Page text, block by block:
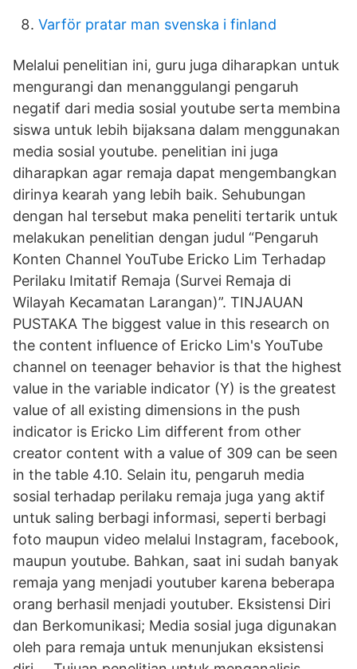
Varför pratar man svenska i finland
Melalui penelitian ini, guru juga diharapkan untuk
mengurangi dan menanggulangi pengaruh
negatif dari media sosial youtube serta membina
siswa untuk lebih bijaksana dalam menggunakan
media sosial youtube. penelitian ini juga
diharapkan agar remaja dapat mengembangkan
dirinya kearah yang lebih baik. Sehubungan
dengan hal tersebut maka peneliti tertarik untuk
melakukan penelitian dengan judul “Pengaruh
Konten Channel YouTube Ericko Lim Terhadap
Perilaku Imitatif Remaja (Survei Remaja di
Wilayah Kecamatan Larangan)”. TINJAUAN
PUSTAKA The biggest value in this research on
the content influence of Ericko Lim's YouTube
channel on teenager behavior is that the highest
value in the variable indicator (Y) is the greatest
value of all existing dimensions in the push
indicator is Ericko Lim different from other
creator content with a value of 309 can be seen
in the table 4.10. Selain itu, pengaruh media
sosial terhadap perilaku remaja juga yang aktif
untuk saling berbagi informasi, seperti berbagi
foto maupun video melalui Instagram, facebook,
maupun youtube. Bahkan, saat ini sudah banyak
remaja yang menjadi youtuber karena beberapa
orang berhasil menjadi youtuber. Eksistensi Diri
dan Berkomunikasi; Media sosial juga digunakan
oleh para remaja untuk menunjukan eksistensi